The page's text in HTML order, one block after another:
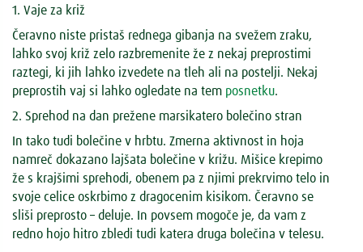
1. Vaje za križ
Čeravno niste pristaš rednega gibanja na svežem zraku,
lahko svoj križ zelo razbremenite že z nekaj preprostimi
raztegi, ki jih lahko izvedete na tleh ali na postelji. Nekaj
preprostih vaj si lahko ogledate na tem posnetku.
2. Sprehod na dan prežene marsikatero bolečino stran
In tako tudi bolečine v hrbtu. Zmerna aktivnost in hoja
namreč dokazano lajšata bolečine v križu. Mišice krepimo
že s krajšimi sprehodi, obenem pa z njimi prekrvimo telo in
svoje celice oskrbimo z dragocenim kisikom. Čeravno se
sliši preprosto – deluje. In povsem mogoče je, da vam z
redno hojo hitro zbledi tudi katera druga bolečina v telesu.